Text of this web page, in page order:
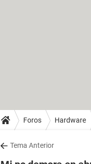
Foros Hardware
Tema Anterior